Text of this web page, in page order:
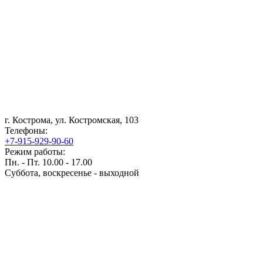
г. Кострома, ул. Костромская, 103
Телефоны:
+7-915-929-90-60
Режим работы:
Пн. - Пт. 10.00 - 17.00
Суббота, воскресенье - выходной